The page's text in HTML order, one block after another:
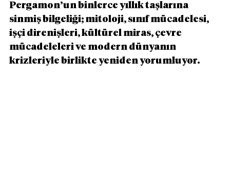
Pergamon’un binlerce yıllık taşlarına
sinmiş bilgeliği; mitoloji, sınıf mücadelesi,
işçi direnişleri, kültürel miras, çevre
mücadeleleri ve modern dünyanın
krizleriyle birlikte yeniden yorumluyor.